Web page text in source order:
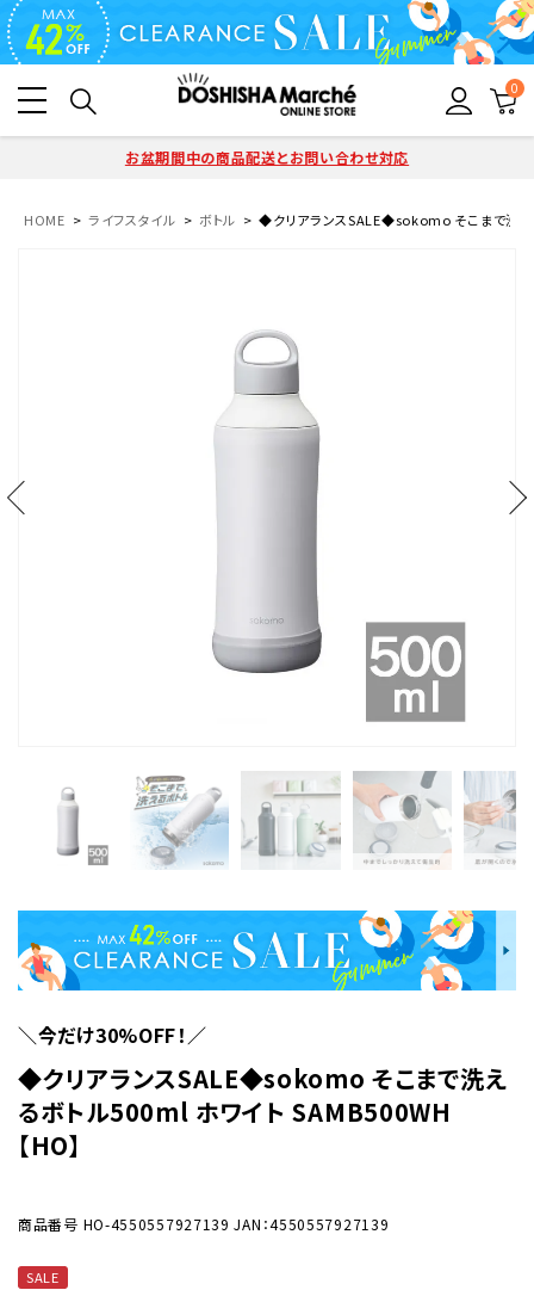
0
お盆期間中の商品配送とお問い合わせ対応
HOME ライフスタイル ボトル ◆クリアランスSALE◆sokomo そこまで洗え
＼今だけ30%OFF！／
◆クリアランスSALE◆sokomo そこまで洗え
るボトル500ml ホワイト SAMB500WH
【HO】
商品番号 HO-4550557927139 JAN：4550557927139
SALE